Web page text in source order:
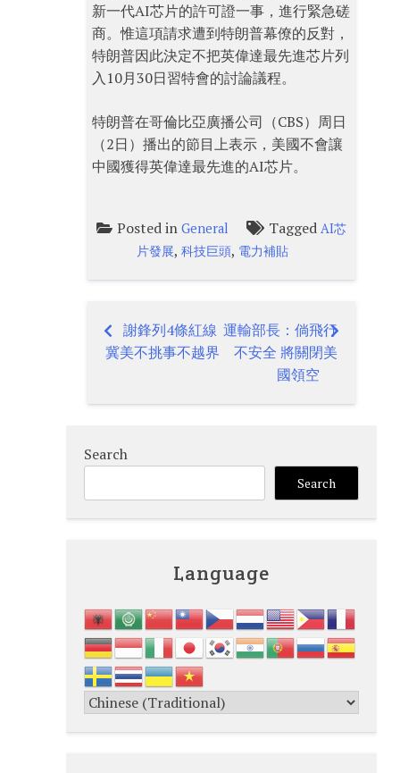
新一代AI芯片的許可證一事，進行緊急磋
商。惟這項請求遭到特朗普幕僚的反對，
特朗普因此決定不把英偉達最先進芯片列
入10月30日習特會的討論議程。
特朗普在哥倫比亞廣播公司（CBS）周日
（2日）播出的節目上表示，美國不會讓
中國獲得英偉達最先進的AI芯片。
Posted inGeneral TaggedAI芯
片發展,科技巨頭, 電力補貼
Post
謝鋒列4條紅線
冀美不挑事不越界
運輸部長：倘飛行
不安全 將關閉美
國領空
Search
Search
Language